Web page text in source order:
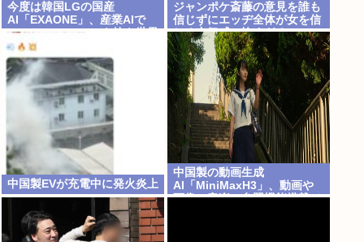
今度は韓国LGの国産
AI「EXAONE」、産業AIで
Google・Alibabaを抜き世界
1位 日本さんもう40周遅れぐ
らいになる
ジャンポケ斎藤の意見を誰も
信じずにエッヂ全体が女を信
じる空気感、怖すぎる
中国製EVが充電中に発火炎上
中国製の動画生成
AI「MiniMaxH3」、動画や
画像、音楽の参照機能搭載で